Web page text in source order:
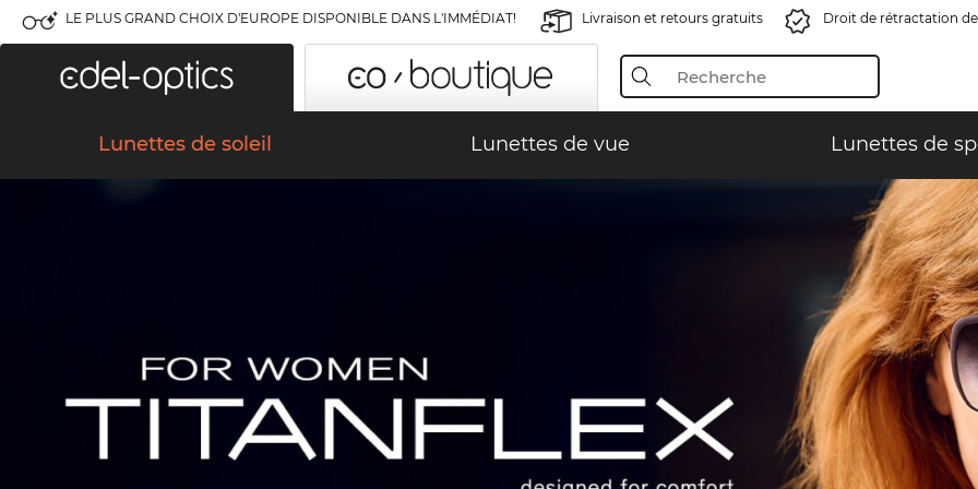
LE PLUS GRAND CHOIX D'EUROPE DISPONIBLE DANS L'IMMÉDIAT! Livraison et retours gratuits Droit de rétractation
Lunettes de soleil Lunettes de vue Lunettes de